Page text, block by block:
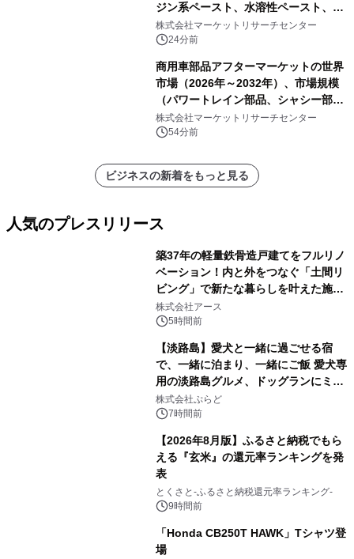
ジン系ペースト、水溶性ペースト、ノ
ークリーンペースト）・分析レポート
を発表
株式会社マーケットリサーチセンター
24分前
商用車部品アフターマーケットの世界
市場（2026年～2032年）、市場規模
（パワートレイン部品、シャシー部
品、ボディ・キャビン部品、電気・電
子部品、インテリア・快適性部品）・
株式会社マーケットリサーチセンター
54分前
ビジネスの新着をもっと見る
人気のプレスリリース
築37年の軽量鉄骨造戸建てをフルリノ
ベーション！内と外をつなぐ「土間リ
ビング」で新たな暮らしを叶えた施工
事例を株式会社アースが公開
株式会社アース
5時間前
【淡路島】愛犬と一緒に過ごせる宿
で、一緒に泊まり、一緒にご飯 愛犬専
用の淡路島グルメ、ドッグランにミニ
プール グランピングとトレーラーハウ
スの2施設で
株式会社ぷらど
7時間前
【2026年8月版】ふるさと納税でもら
える『玄米』の還元率ランキングを発
表
とくさと-ふるさと納税還元率ランキング-
9時間前
「Honda CB250T HAWK」Tシャツ登
場